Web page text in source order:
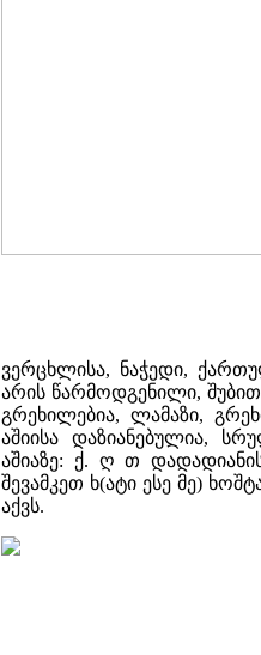
ვერცხლისა, ნაჭედი,
არის წარმოდგენილი, შუბით
გრეხილებია, ლამაზი,
აშიისა დაზიანებულია,
აშიაზე: ქ. ღ თ
შევამკეთ ხ(ატი ესე მე)
აქვს.